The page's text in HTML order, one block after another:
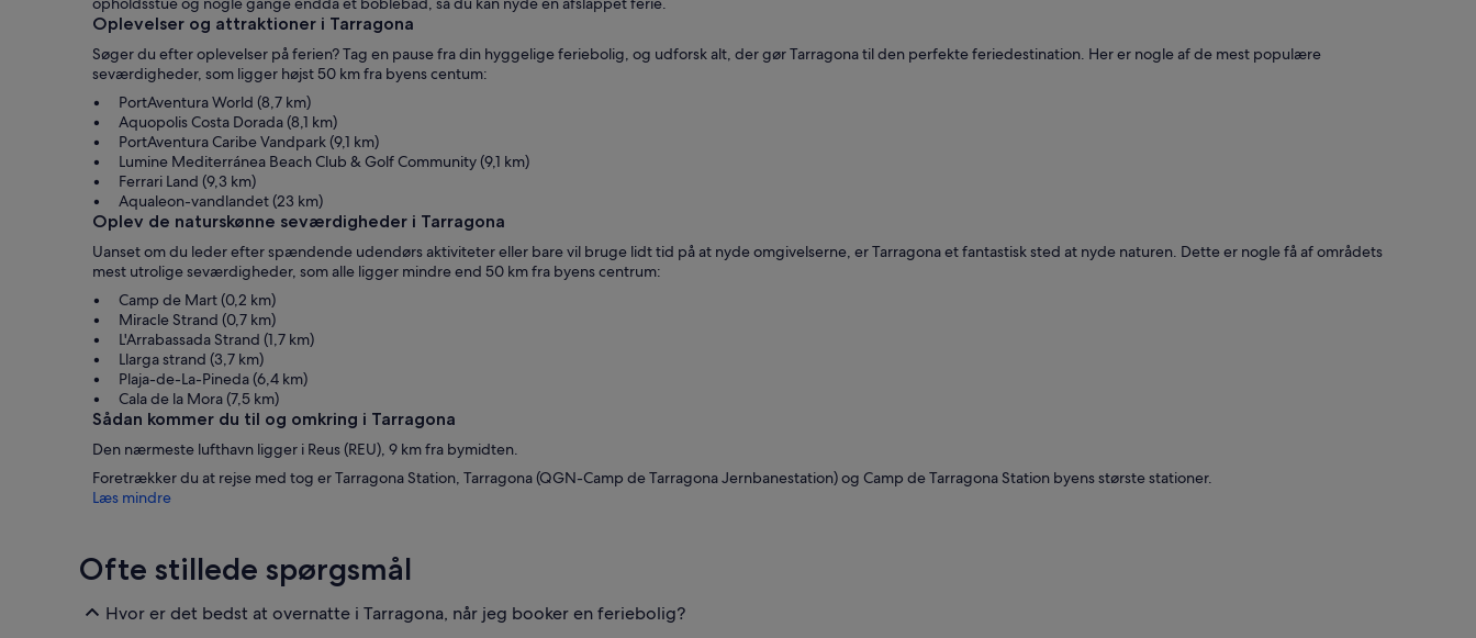
Oplevelser og attraktioner i Tarragona
Søger du efter oplevelser på ferien? Tag en pause fra din hyggelige feriebolig, og udforsk alt, der gør Tarragona til den perfekte feriedestination. Her er nogle af de mest populære
seværdigheder, som ligger højst 50 km fra byens centum:
PortAventura World (8,7 km)
Aquopolis Costa Dorada (8,1 km)
PortAventura Caribe Vandpark (9,1 km)
Lumine Mediterránea Beach Club & Golf Community (9,1 km)
Ferrari Land (9,3 km)
Aqualeon-vandlandet (23 km)
Oplev de naturskønne seværdigheder i Tarragona
Uanset om du leder efter spændende udendørs aktiviteter eller bare vil bruge lidt tid på at nyde omgivelserne, er Tarragona et fantastisk sted at nyde naturen. Dette er nogle få af områdets
mest utrolige seværdigheder, som alle ligger mindre end 50 km fra byens centrum:
Camp de Mart (0,2 km)
Miracle Strand (0,7 km)
L'Arrabassada Strand (1,7 km)
Llarga strand (3,7 km)
Plaja-de-La-Pineda (6,4 km)
Cala de la Mora (7,5 km)
Sådan kommer du til og omkring i Tarragona
Den nærmeste lufthavn ligger i Reus (REU), 9 km fra bymidten.
Foretrækker du at rejse med tog er Tarragona Station, Tarragona (QGN-Camp de Tarragona Jernbanestation) og Camp de Tarragona Station byens største stationer.
Læs mindre
Ofte stillede spørgsmål
Hvor er det bedst at overnatte i Tarragona, når jeg booker en feriebolig?